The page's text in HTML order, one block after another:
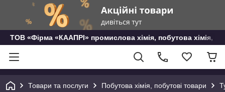
ТОВ «Фірма «КААПРІ» промислова хімія, побутова хімія,
Товари та послуги Побутова хімія, побутові товари